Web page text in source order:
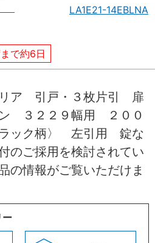
で約6日
LA1E21-14EBLNA
ア 引戸・３枚片引 扉
３２２９幅用 ２００
ック柄〉 左引用 錠な
のご採用を検討されてい
の情報がご覧いただけま
ー